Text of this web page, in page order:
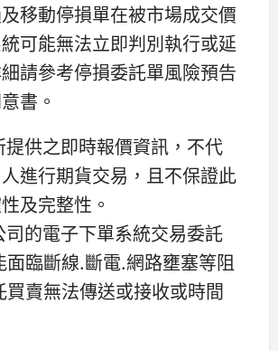
移動停損單在被市場成交價
可能無法立即判別執行或延
請參考停損委託單風險預告
書。
供之即時報價資訊，不代
進行期貨交易，且不保證此
及完整性。
的電子下單系統交易委託
面臨斷線.斷電.網路壅塞等阻
賣無法傳送或接收或時間